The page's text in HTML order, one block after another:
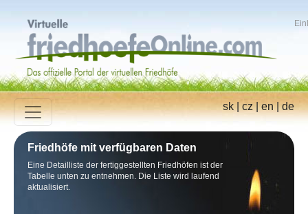
sk|cz|en|de
Friedhöfe mit verfügbaren Daten
Eine Detailliste der fertiggestellten Friedhöfen ist der
Tabelle unten zu entnehmen. Die Liste wird laufend
aktualisiert.